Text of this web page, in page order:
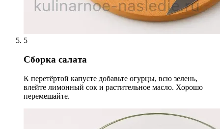
5
Сборка салата
К перетёртой капусте добавьте огурцы, всю зелень,
влейте лимонный сок и растительное масло. Хорошо
перемешайте.